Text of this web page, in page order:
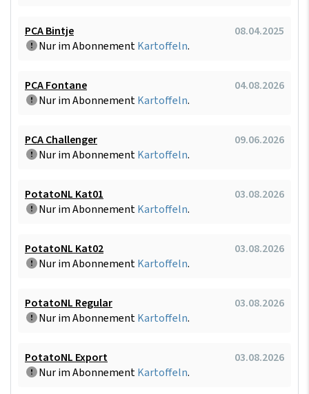
PCA Bintje
08.04.2025
Nur im AbonnementKartoffeln.
PCA Fontane
04.08.2026
Nur im AbonnementKartoffeln.
PCA Challenger
09.06.2026
Nur im AbonnementKartoffeln.
PotatoNL Kat01
03.08.2026
Nur im AbonnementKartoffeln.
PotatoNL Kat02
03.08.2026
Nur im AbonnementKartoffeln.
PotatoNL Regular
03.08.2026
Nur im AbonnementKartoffeln.
PotatoNL Export
03.08.2026
Nur im AbonnementKartoffeln.